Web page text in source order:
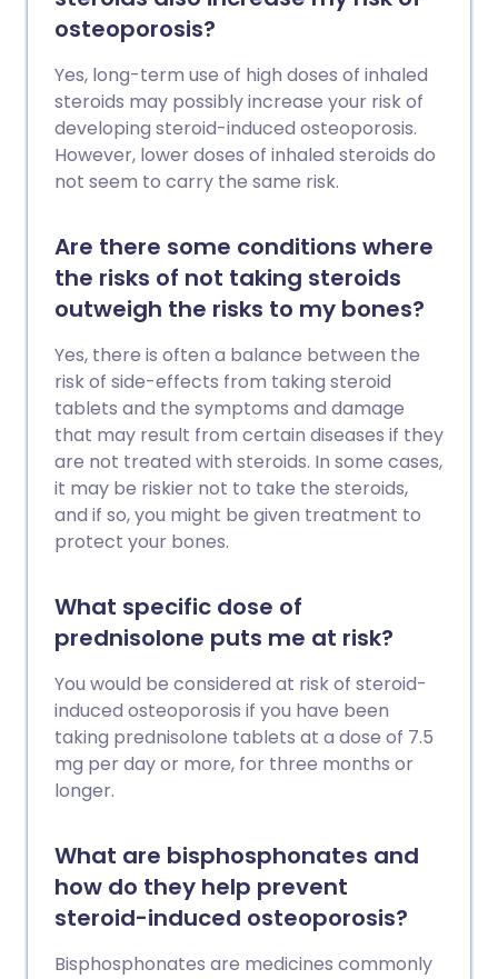
osteoporosis?
Yes, long-term use of high doses of inhaled
steroids may possibly increase your risk of
developing steroid-induced osteoporosis.
However, lower doses of inhaled steroids do
not seem to carry the same risk.
Are there some conditions where
the risks of not taking steroids
outweigh the risks to my bones?
Yes, there is often a balance between the
risk of side-effects from taking steroid
tablets and the symptoms and damage
that may result from certain diseases if they
are not treated with steroids. In some cases,
it may be riskier not to take the steroids,
and if so, you might be given treatment to
protect your bones.
What specific dose of
prednisolone puts me at risk?
You would be considered at risk of steroid-
induced osteoporosis if you have been
taking prednisolone tablets at a dose of 7.5
mg per day or more, for three months or
longer.
What are bisphosphonates and
how do they help prevent
steroid-induced osteoporosis?
Bisphosphonates are medicines commonly